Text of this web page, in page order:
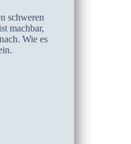
schweren
machbar,
Wie es